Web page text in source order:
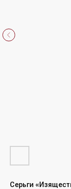
Серьги